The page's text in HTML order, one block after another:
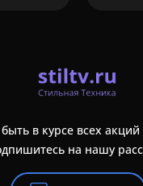
в курсе всех акций
на нашу